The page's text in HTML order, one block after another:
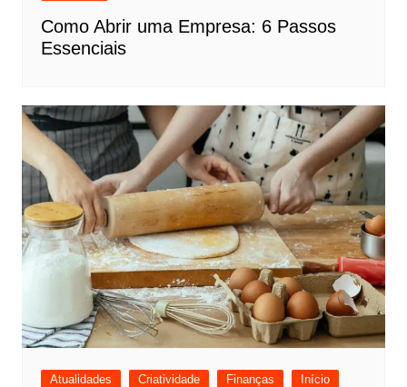
Como Abrir uma Empresa: 6 Passos
Essenciais
Atualidades Criatividade Finanças
Início